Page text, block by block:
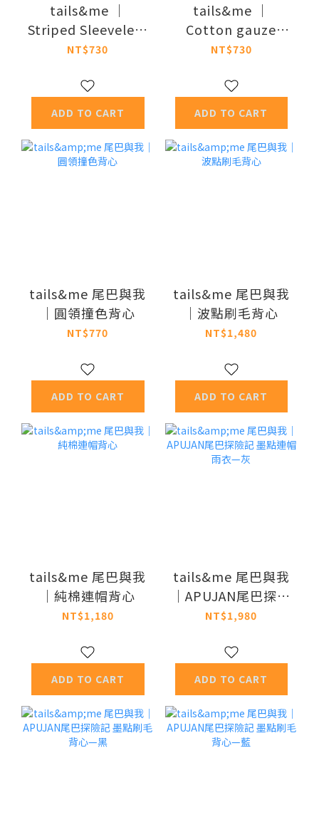
tails&me ｜
Striped Sleeveless
Vest Black
NT$730
ADD TO CART
tails&me ｜
Cotton gauze
vest Blue
NT$730
ADD TO CART
tails&me 尾巴與我
｜圓領撞色背心
NT$770
ADD TO CART
tails&me 尾巴與我
｜波點刷毛背心
NT$1,480
ADD TO CART
tails&me 尾巴與我
｜純棉連帽背心
NT$1,180
ADD TO CART
tails&me 尾巴與我
｜APUJAN尾巴探險
記 墨點連帽雨衣—
NT$1,980
ADD TO CART